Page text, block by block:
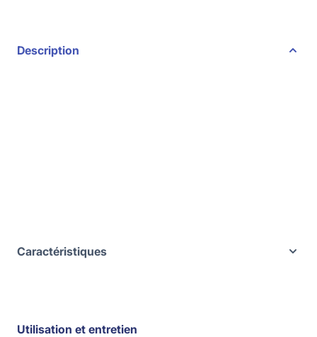
Description
Caractéristiques
Utilisation et entretien